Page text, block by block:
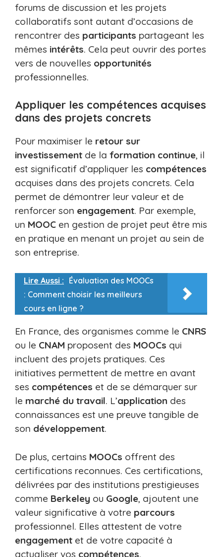
forums de discussion et les projets
collaboratifs sont autant d’occasions de
rencontrer des participants partageant les
mêmes intérêts. Cela peut ouvrir des portes
vers de nouvelles opportunités
professionnelles.
Appliquer les compétences acquises
dans des projets concrets
Pour maximiser le retour sur
investissement de la formation continue, il
est significatif d’appliquer les compétences
acquises dans des projets concrets. Cela
permet de démontrer leur valeur et de
renforcer son engagement. Par exemple,
un MOOC en gestion de projet peut être mis
en pratique en menant un projet au sein de
son entreprise.
Lire Aussi : Évaluation des MOOCs
: Comment choisir les meilleurs
cours en ligne ?
En France, des organismes comme le CNRS
ou le CNAM proposent des MOOCs qui
incluent des projets pratiques. Ces
initiatives permettent de mettre en avant
ses compétences et de se démarquer sur
le marché du travail. L’application des
connaissances est une preuve tangible de
son développement.
De plus, certains MOOCs offrent des
certifications reconnues. Ces certifications,
délivrées par des institutions prestigieuses
comme Berkeley ou Google, ajoutent une
valeur significative à votre parcours
professionnel. Elles attestent de votre
engagement et de votre capacité à
actualiser vos compétences.